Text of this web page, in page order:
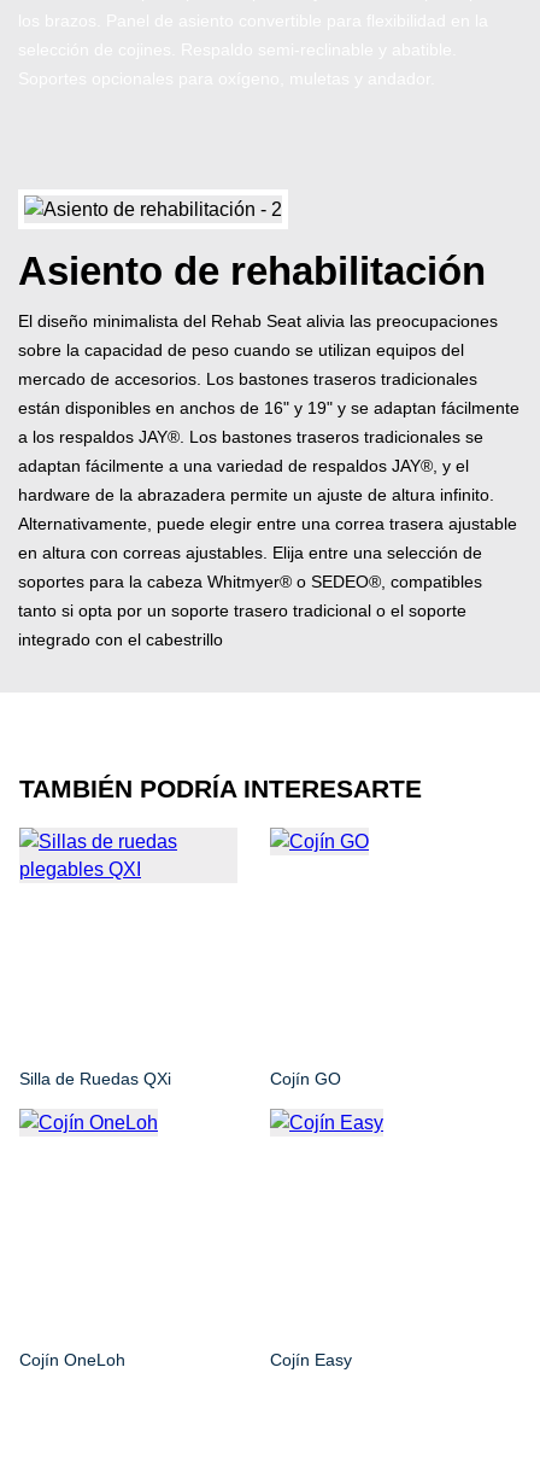
Asiento de rehabilitación
El diseño minimalista del Rehab Seat alivia las preocupaciones
sobre la capacidad de peso cuando se utilizan equipos del
mercado de accesorios. Los bastones traseros tradicionales
están disponibles en anchos de 16" y 19" y se adaptan fácilmente
a los respaldos JAY®. Los bastones traseros tradicionales se
adaptan fácilmente a una variedad de respaldos JAY®, y el
hardware de la abrazadera permite un ajuste de altura infinito.
Alternativamente, puede elegir entre una correa trasera ajustable
en altura con correas ajustables. Elija entre una selección de
soportes para la cabeza Whitmyer® o SEDEO®, compatibles
tanto si opta por un soporte trasero tradicional o el soporte
integrado con el cabestrillo
TAMBIÉN PODRÍA INTERESARTE
Silla de Ruedas QXi Cojín GO
Cojín OneLoh Cojín Easy